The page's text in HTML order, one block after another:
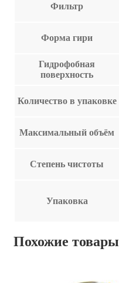
Фильтр
Форма гири
Гидрофобная
поверхность
Количество в упаковке
Максимальный объём
Степень чистоты
Упаковка
Похожие товары